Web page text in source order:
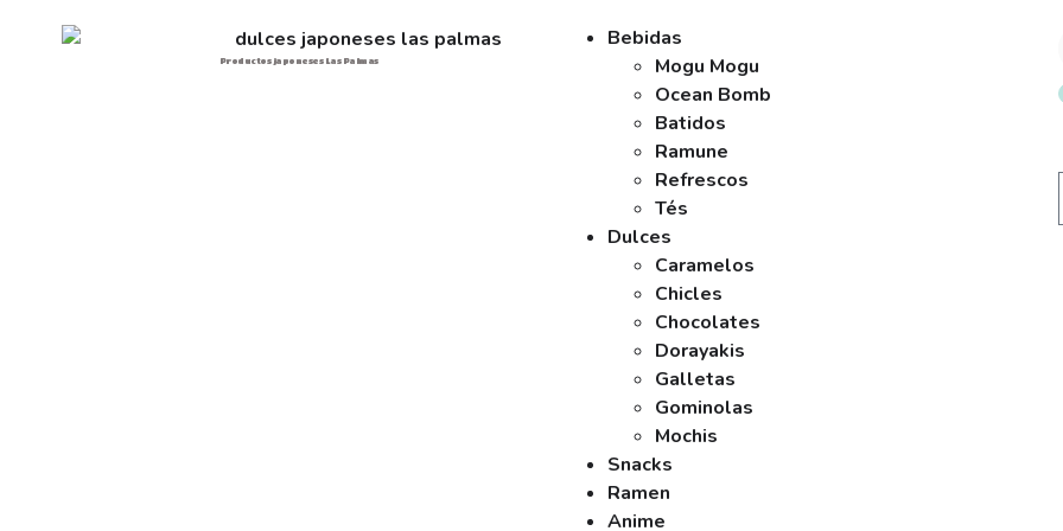
Productos japoneses Las Palmas
Bebidas
Mogu Mogu
Ocean Bomb
Batidos
Ramune
Refrescos
Tés
Dulces
Caramelos
Chicles
Chocolates
Dorayakis
Galletas
Gominolas
Mochis
Snacks
Ramen
Anime